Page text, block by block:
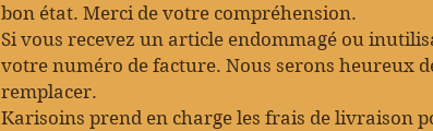
bon état. Merci de votre compréhension.
Si vous recevez un article endommagé ou
votre numéro de facture. Nous serons heureux
remplacer.
Karisoins prend en charge les frais de livraison